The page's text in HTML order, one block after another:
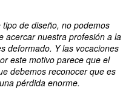
de diseño, no podemos
acercar nuestra profesión a la
deformado. Y las vocaciones
este motivo parece que el
debemos reconocer que es
pérdida enorme.